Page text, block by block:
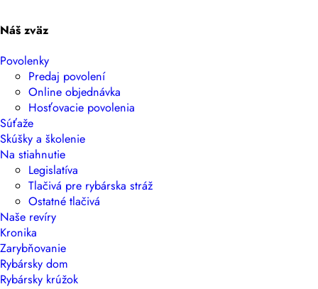
Náš zväz
Povolenky
Predaj povolení
Online objednávka
Hosťovacie povolenia
Súťaže
Skúšky a školenie
Na stiahnutie
Legislatíva
Tlačivá pre rybárska stráž
Ostatné tlačivá
Naše revíry
Kronika
Zarybňovanie
Rybársky dom
Rybársky krúžok